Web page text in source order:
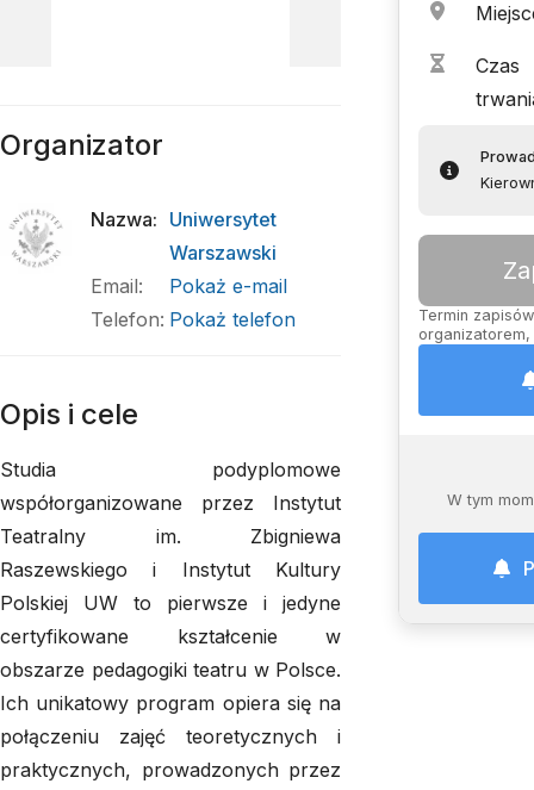
Czas
Termin
W tym
Organizator
Nazwa: Uniwersytet
Warszawski
Email:
Pokaż e-mail
Telefon: Pokaż telefon
Opis i cele
Studia podyplomowe
współorganizowane przez Instytut
Teatralny im. Zbigniewa
Raszewskiego i Instytut Kultury
Polskiej UW to pierwsze i jedyne
certyfikowane kształcenie w
obszarze pedagogiki teatru w Polsce.
Ich unikatowy program opiera się na
połączeniu zajęć teoretycznych i
praktycznych, prowadzonych przez